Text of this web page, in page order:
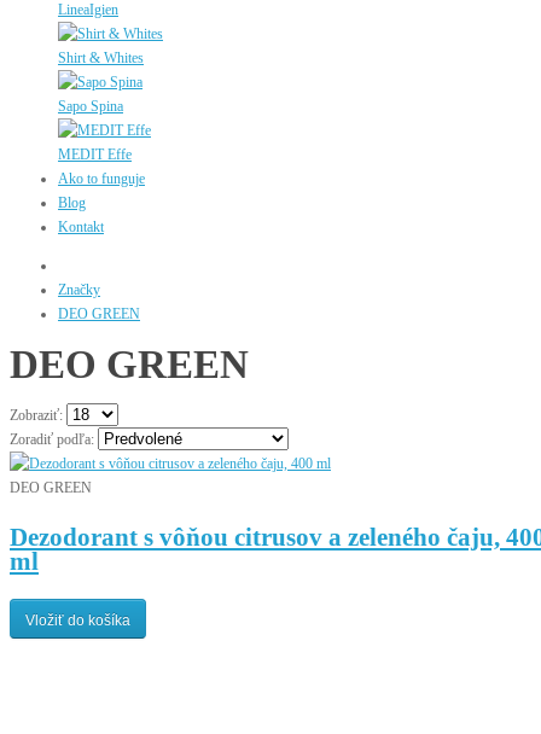
LineaIgien
Shirt & Whites
Sapo Spina
MEDIT Effe
Ako to funguje
Blog
Kontakt
Značky
DEO GREEN
DEO GREEN
Zobraziť:
Zoradiť podľa:
DEO GREEN
Dezodorant s vôňou citrusov a zeleného čaju,
ml
Vložiť do košíka